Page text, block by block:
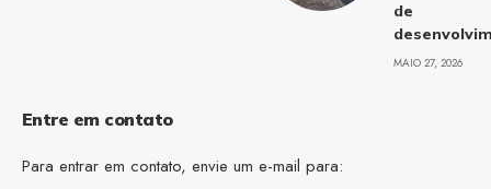
de
MAIO 27, 2026
Entre em contato
Para entrar em contato, envie um e-mail para: